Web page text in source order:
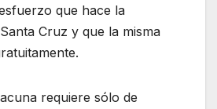
que hace la
Cruz y que la misma
requiere sólo de